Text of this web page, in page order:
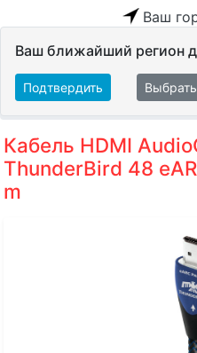
Ваш
Ваш ближайший регион
Подтвердить Выбрать
Кабель HDMI
ThunderBird 48
m